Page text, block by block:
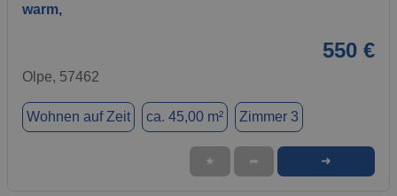
warm,
550 €
Olpe, 57462
Wohnen auf Zeit ca. 45,00 m² Zimmer 3
★ ➦ ➜